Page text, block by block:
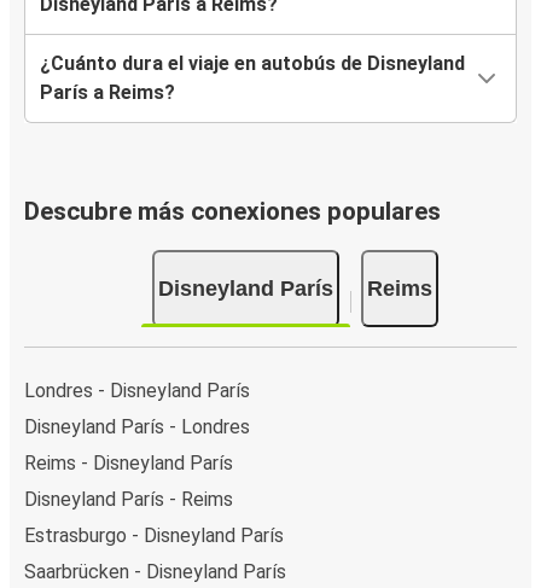
¿Cuánto dura el viaje en autobús de Disneyland
París a Reims?
Descubre más conexiones populares
Disneyland París Reims
Londres - Disneyland París
Disneyland París - Londres
Reims - Disneyland París
Disneyland París - Reims
Estrasburgo - Disneyland París
Saarbrücken - Disneyland París